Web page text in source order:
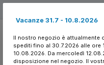
Vacanze 31.7 - 10.8.2026
Il nostro negozio è attualmente
spediti fino al 30.7.2026 alle ore
10.08.2026. Da mercoledì
disposizione nel negozio. Il